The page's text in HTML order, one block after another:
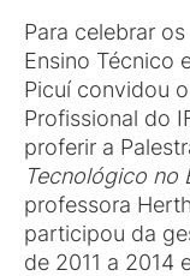
Para celebrar
Ensino Técnico
Picuí convidou
Profissional do
proferir a
Tecnológico no
professora
participou da
de 2011 a 2014